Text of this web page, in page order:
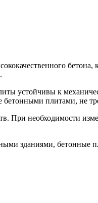
устойчивы к
плитами, не
При необходимости
зданиями, бетонные